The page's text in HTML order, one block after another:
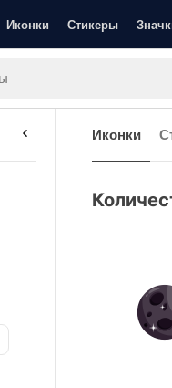
Иконки Стикеры
Иконки